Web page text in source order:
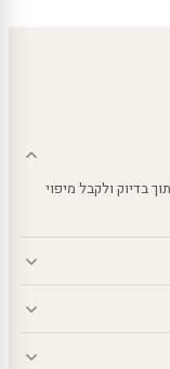
לחתוך בדיוק ולקבל מיפוי